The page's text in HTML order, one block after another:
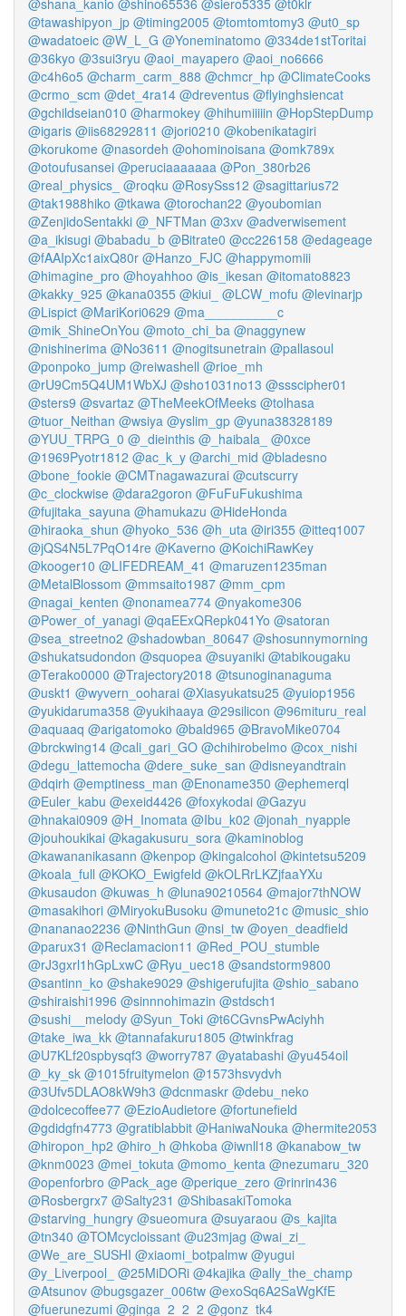
@shana_kanio @shino65536 @siero5335 @t0klr
@tawashipyon_jp @timing2005 @tomtomtomy3 @ut0_sp
@wadatoeic @W_L_G @Yoneminatomo @334de1stToritai
@36kyo @3sui3ryu @aoi_mayapero @aoi_no6666
@c4h6o5 @charm_carm_888 @chmcr_hp @ClimateCooks
@crmo_scm @det_4ra14 @dreventus @flyinghsiencat
@gchildseian010 @harmokey @hihumiiiiin @HopStepDump
@igaris @iis68292811 @jori0210 @kobenikatagiri
@korukome @nasordeh @ohominoisana @omk789x
@otoufusansei @peruciaaaaaaa @Pon_380rb26
@real_physics_ @roqku @RosySss12 @sagittarius72
@tak1988hiko @tkawa @torochan22 @youbomian
@ZenjidoSentakki @_NFTMan @3xv @adverwisement
@a_ikisugi @babadu_b @Bitrate0 @cc226158 @edageage
@fAAIpXc1aixQ80r @Hanzo_FJC @happymomiii
@himagine_pro @hoyahhoo @is_ikesan @itomato8823
@kakky_925 @kana0355 @kiui_ @LCW_mofu @levinarjp
@Lispict @MariKori0629 @ma__________c
@mik_ShineOnYou @moto_chi_ba @naggynew
@nishinerima @No3611 @nogitsunetrain @pallasoul
@ponpoko_jump @reiwashell @rioe_mh
@rU9Cm5Q4UM1WbXJ @sho1031no13 @ssscipher01
@sters9 @svartaz @TheMeekOfMeeks @tolhasa
@tuor_Neithan @wsiya @yslim_gp @yuna38328189
@YUU_TRPG_0 @_dieinthis @_haibala_ @0xce
@1969Pyotr1812 @ac_k_y @archi_mid @bladesno
@bone_fookie @CMTnagawazurai @cutscurry
@c_clockwise @dara2goron @FuFuFukushima
@fujitaka_sayuna @hamukazu @HideHonda
@hiraoka_shun @hyoko_536 @h_uta @iri355 @itteq1007
@jQS4N5L7PqO14re @Kaverno @KoichiRawKey
@kooger10 @LIFEDREAM_41 @maruzen1235man
@MetalBlossom @mmsaito1987 @mm_cpm
@nagai_kenten @nonamea774 @nyakome306
@Power_of_yanagi @qaEExQRepk041Yo @satoran
@sea_streetno2 @shadowban_80647 @shosunnymorning
@shukatsudondon @squopea @suyaniki @tabikougaku
@Terako0000 @Trajectory2018 @tsunoginanaguma
@uskt1 @wyvern_ooharai @Xiasyukatsu25 @yuiop1956
@yukidaruma358 @yukihaaya @29silicon @96mituru_real
@aquaaq @arigatomoko @bald965 @BravoMike0704
@brckwing14 @cali_gari_GO @chihirobelmo @cox_nishi
@degu_lattemocha @dere_suke_san @disneyandtrain
@dqirh @emptiness_man @Enoname350 @ephemerql
@Euler_kabu @exeid4426 @foxykodai @Gazyu
@hnakai0909 @H_Inomata @Ibu_k02 @jonah_nyapple
@jouhoukikai @kagakusuru_sora @kaminoblog
@kawananikasann @kenpop @kingalcohol @kintetsu5209
@koala_full @KOKO_Ewigfeld @kOLRrLKZjfaaYXu
@kusaudon @kuwas_h @luna90210564 @major7thNOW
@masakihori @MiryokuBusoku @muneto21c @music_shio
@nananao2236 @NinthGun @nsi_tw @oyen_deadfield
@parux31 @Reclamacion11 @Red_POU_stumble
@rJ3gxrl1hGpLxwC @Ryu_uec18 @sandstorm9800
@santinn_ko @shake9029 @shigerufujita @shio_sabano
@shiraishi1996 @sinnnohimazin @stdsch1
@sushi__melody @Syun_Toki @t6CGvnsPwAciyhh
@take_iwa_kk @tannafakuru1805 @twinkfrag
@U7KLf20spbysqf3 @worry787 @yatabashi @yu454oil
@_ky_sk @1015fruitymelon @1573hsvydvh
@3Ufv5DLAO8kW9h3 @dcnmaskr @debu_neko
@dolcecoffee77 @EzioAudietore @fortunefield
@gdidgfn4773 @gratiblabbit @HaniwaNouka @hermite2053
@hiropon_hp2 @hiro_h @hkoba @iwnll18 @kanabow_tw
@knm0023 @mei_tokuta @momo_kenta @nezumaru_320
@openforbro @Pack_age @perique_zero @rinrin436
@Rosbergrx7 @Salty231 @ShibasakiTomoka
@starving_hungry @sueomura @suyaraou @s_kajita
@tn340 @TOMcycloissant @u23mjag @wai_zi_
@We_are_SUSHI @xiaomi_botpalmw @yugui
@y_Liverpool_
@25MiDORi @4kajika @ally_the_champ
@Atsunov @bugsgazer_006tw @exoSq6A2SaWgKfE
@fuerunezumi @ginga_2_2_2 @gonz_tk4